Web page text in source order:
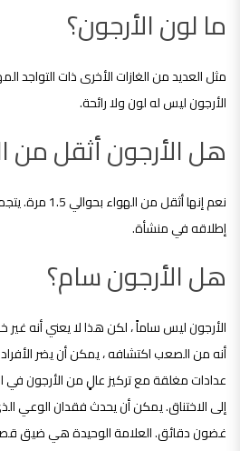
ما لون الأرجون؟
مثل العديد من الغازات الأخرى ذات التواجد
الأرجون ليس له لون ولا رائحة.
هل الأرجون أثقل من
نعم إنها أثقل
إطلاقه في منشأة.
هل الأرجون سام؟
الأرجون ليس ساماً ، لكن هذا لا يعني أنه
أنه من الصعب اكتشافه ، يمكن أن يضر
عدادات مغلقة مع تركيز عالٍ من الأرجون في
إلى الاختناق. يمكن أن يحدث فقدان الوعي
غضون دقائق. العلامة الوحيدة هي ضيق